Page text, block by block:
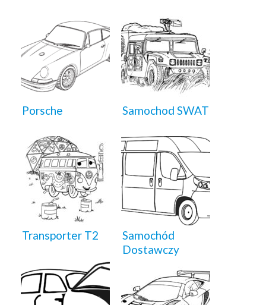
Porsche Samochod SWAT
Transporter T2
Samochód
Dostawczy